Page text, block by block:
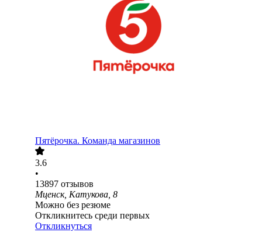
Пятёрочка. Команда магазинов
3.6
•
13897 отзывов
Мценск, Катукова, 8
Можно без резюме
Откликнитесь среди первых
Откликнуться